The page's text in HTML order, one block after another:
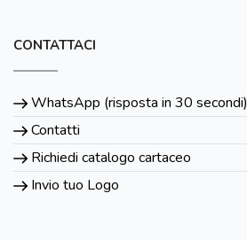
CONTATTACI
WhatsApp (risposta in 30 secondi)
Contatti
Richiedi catalogo cartaceo
Invio tuo Logo